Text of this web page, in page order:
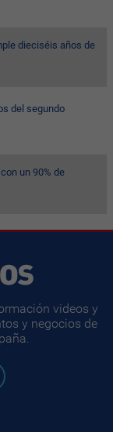
dieciséis años de
del segundo
un 90% de
videos y
y negocios de